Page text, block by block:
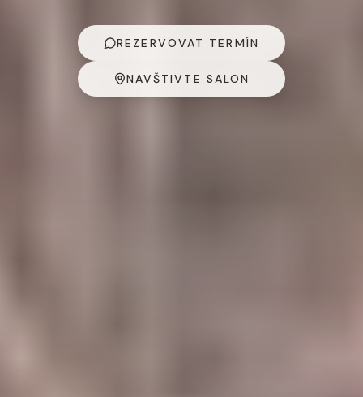
REZERVOVAT TERMÍN
NAVŠTIVTE SALON